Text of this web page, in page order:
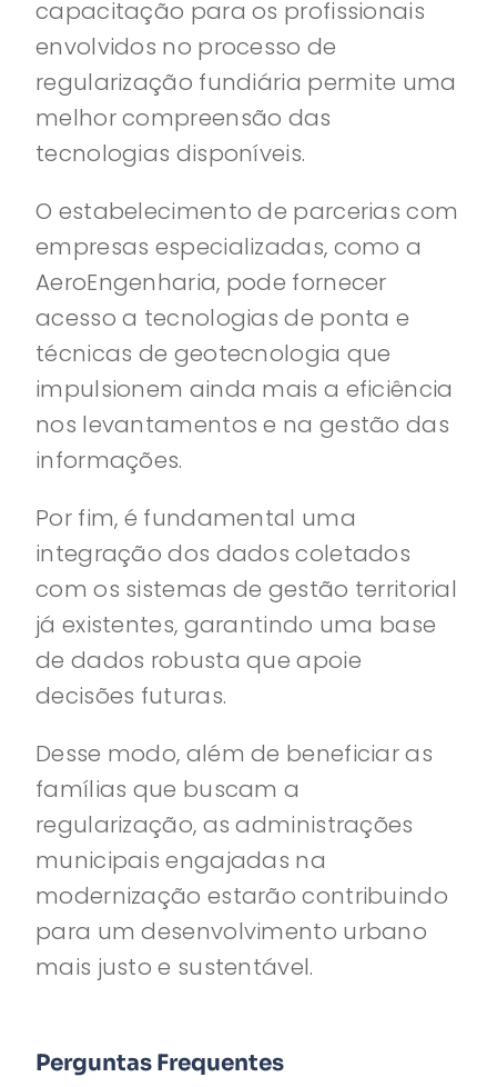
capacitação para os profissionais
envolvidos no processo de
regularização fundiária permite uma
melhor compreensão das
tecnologias disponíveis.
O estabelecimento de parcerias com
empresas especializadas, como a
AeroEngenharia, pode fornecer
acesso a tecnologias de ponta e
técnicas de geotecnologia que
impulsionem ainda mais a eficiência
nos levantamentos e na gestão das
informações.
Por fim, é fundamental uma
integração dos dados coletados
com os sistemas de gestão territorial
já existentes, garantindo uma base
de dados robusta que apoie
decisões futuras.
Desse modo, além de beneficiar as
famílias que buscam a
regularização, as administrações
municipais engajadas na
modernização estarão contribuindo
para um desenvolvimento urbano
mais justo e sustentável.
Perguntas Frequentes